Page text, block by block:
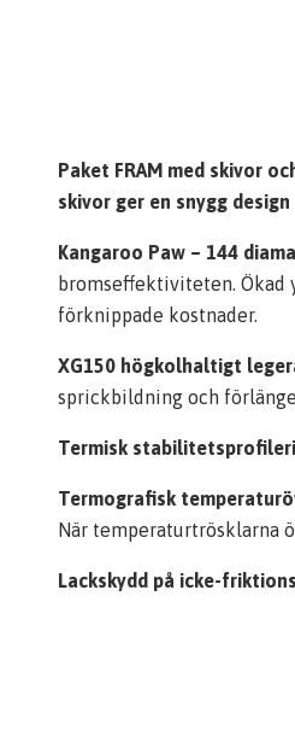
Paket FRAM med skivor
skivor ger en snygg
Kangaroo Paw – 144
bromseffektiviteten. Ökad
förknippade kostnader.
XG150 högkolhaltigt
sprickbildning och
Termisk
Termografisk
När temperaturtrösklarna
Lackskydd på icke-